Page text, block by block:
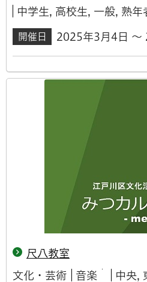
中学生, 高校生, 一般, 熟年
開催日 2025年3月4日 ～
尺八教室
文化・芸術 音楽 中央,